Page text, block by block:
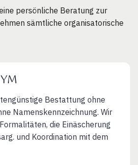
persönliche Beratung zur
sämtliche organisatorische
Bestattung ohne
Namenskennzeichnung. Wir
die Einäscherung
und Koordination mit dem